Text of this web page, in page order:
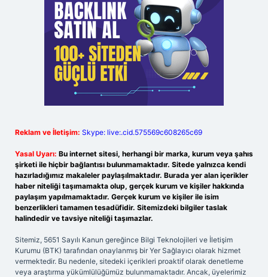
Reklam ve İletişim: Skype: live:.cid.575569c608265c69
Yasal Uyarı: Bu internet sitesi, herhangi bir marka, kurum veya şahıs
şirketi ile hiçbir bağlantısı bulunmamaktadır. Sitede yalnızca kendi
hazırladığımız makaleler paylaşılmaktadır. Burada yer alan içerikler
haber niteliği taşımamakta olup, gerçek kurum ve kişiler hakkında
paylaşım yapılmamaktadır. Gerçek kurum ve kişiler ile isim
benzerlikleri tamamen tesadüfidir. Sitemizdeki bilgiler taslak
halindedir ve tavsiye niteliği taşımazlar.
Sitemiz, 5651 Sayılı Kanun gereğince Bilgi Teknolojileri ve İletişim
Kurumu (BTK) tarafından onaylanmış bir Yer Sağlayıcı olarak hizmet
vermektedir. Bu nedenle, sitedeki içerikleri proaktif olarak denetleme
veya araştırma yükümlülüğümüz bulunmamaktadır. Ancak, üyelerimiz